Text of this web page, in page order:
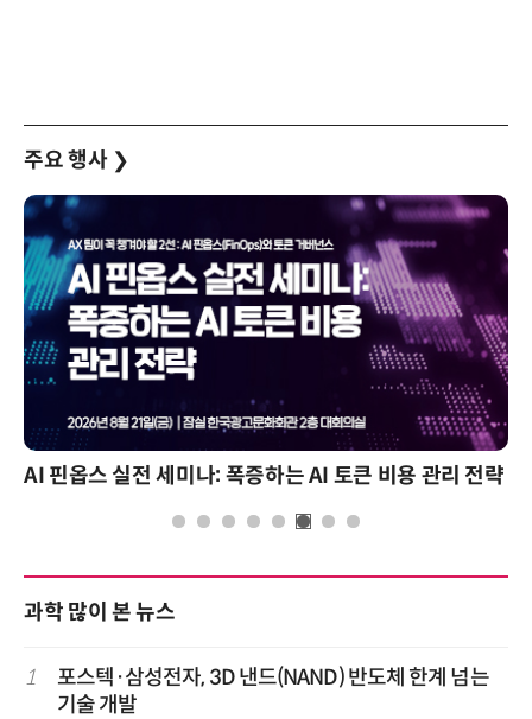
주요 행사 ❯
는 AI 토큰 비용 관리 전략 2026 전자신문 테크데이
과학 많이 본 뉴스
1
포스텍·삼성전자, 3D 낸드(NAND) 반도체 한계 넘는
기술 개발